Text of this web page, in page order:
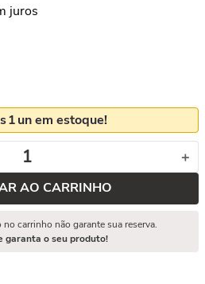
juros
1un em estoque!
＋
AO CARRINHO
carrinho não garante sua reserva.
garanta o seu produto!